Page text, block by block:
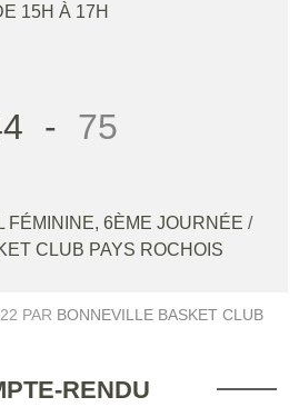
15H À 17H
- 75
FÉMININE, 6ÈME JOURNÉE /
CLUB PAYS ROCHOIS
PAR BONNEVILLE BASKET CLUB
RENDU